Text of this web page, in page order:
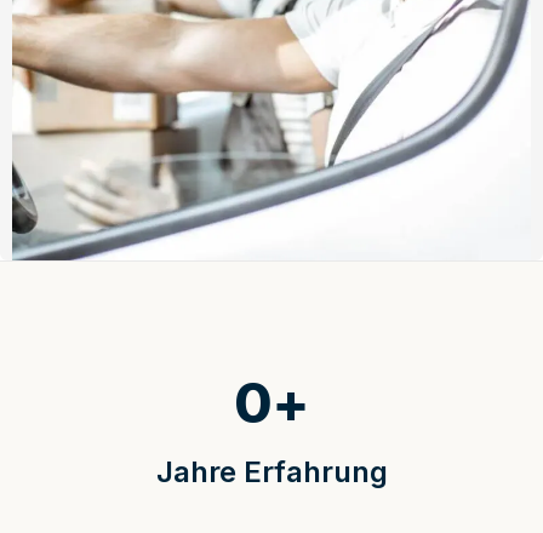
Jahre Erfahrung
0+